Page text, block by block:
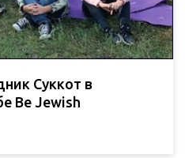
Суккот в
Be Jewish